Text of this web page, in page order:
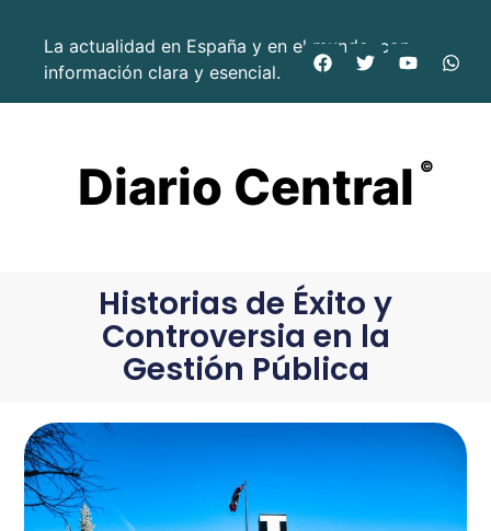
La actualidad en España y en el mundo, con
información clara y esencial.
Diario Central ©
Historias de Éxito y
Controversia en la
Gestión Pública